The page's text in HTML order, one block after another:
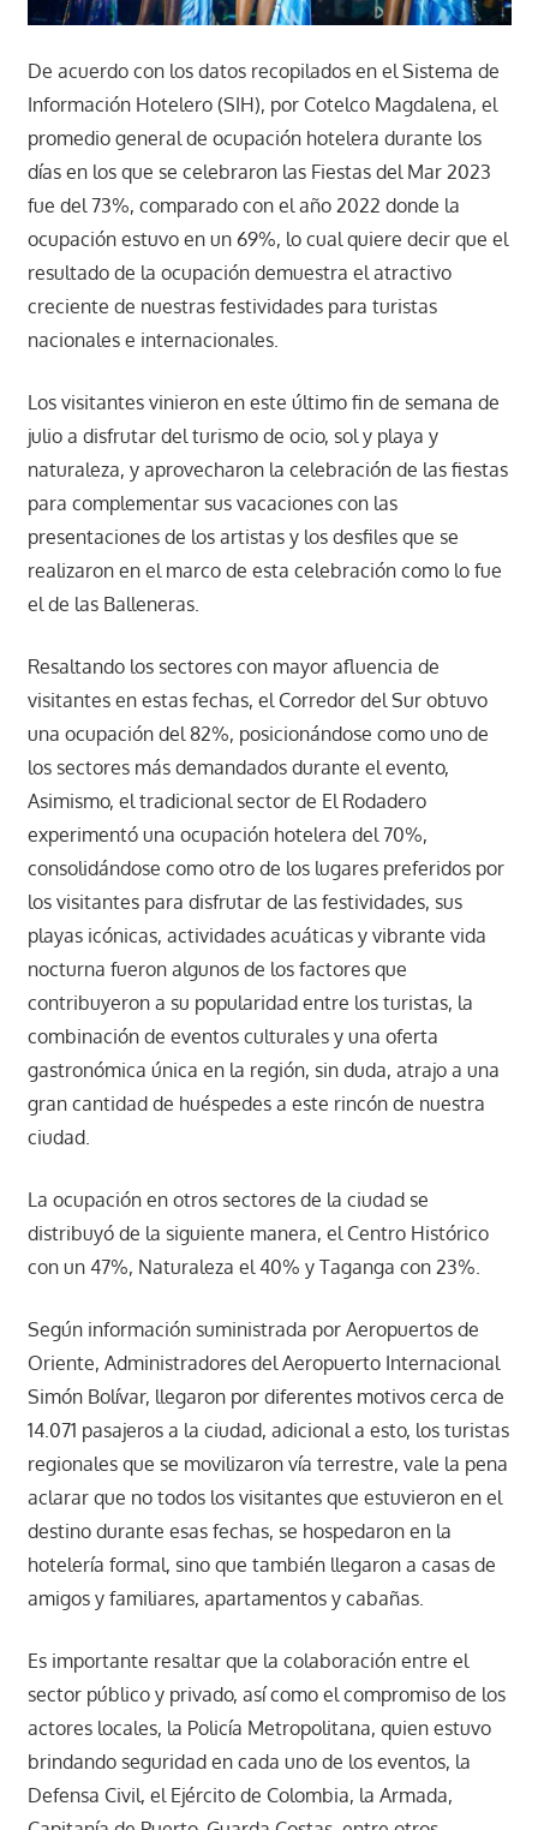
De acuerdo con los datos recopilados en el Sistema de
Información Hotelero (SIH), por Cotelco Magdalena, el
promedio general de ocupación hotelera durante los
días en los que se celebraron las Fiestas del Mar 2023
fue del 73%, comparado con el año 2022 donde la
ocupación estuvo en un 69%, lo cual quiere decir que el
resultado de la ocupación demuestra el atractivo
creciente de nuestras festividades para turistas
nacionales e internacionales.
Los visitantes vinieron en este último fin de semana de
julio a disfrutar del turismo de ocio, sol y playa y
naturaleza, y aprovecharon la celebración de las fiestas
para complementar sus vacaciones con las
presentaciones de los artistas y los desfiles que se
realizaron en el marco de esta celebración como lo fue
el de las Balleneras.
Resaltando los sectores con mayor afluencia de
visitantes en estas fechas, el Corredor del Sur obtuvo
una ocupación del 82%, posicionándose como uno de
los sectores más demandados durante el evento,
Asimismo, el tradicional sector de El Rodadero
experimentó una ocupación hotelera del 70%,
consolidándose como otro de los lugares preferidos por
los visitantes para disfrutar de las festividades, sus
playas icónicas, actividades acuáticas y vibrante vida
nocturna fueron algunos de los factores que
contribuyeron a su popularidad entre los turistas, la
combinación de eventos culturales y una oferta
gastronómica única en la región, sin duda, atrajo a una
gran cantidad de huéspedes a este rincón de nuestra
ciudad.
La ocupación en otros sectores de la ciudad se
distribuyó de la siguiente manera, el Centro Histórico
con un 47%, Naturaleza el 40% y Taganga con 23%.
Según información suministrada por Aeropuertos de
Oriente, Administradores del Aeropuerto Internacional
Simón Bolívar, llegaron por diferentes motivos cerca de
14.071 pasajeros a la ciudad, adicional a esto, los turistas
regionales que se movilizaron vía terrestre, vale la pena
aclarar que no todos los visitantes que estuvieron en el
destino durante esas fechas, se hospedaron en la
hotelería formal, sino que también llegaron a casas de
amigos y familiares, apartamentos y cabañas.
Es importante resaltar que la colaboración entre el
sector público y privado, así como el compromiso de los
actores locales, la Policía Metropolitana, quien estuvo
brindando seguridad en cada uno de los eventos, la
Defensa Civil, el Ejército de Colombia, la Armada,